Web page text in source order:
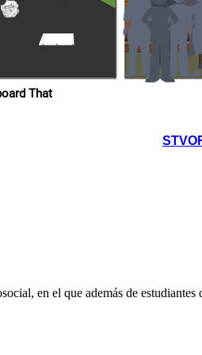
se celebraron del 12
(1964-1970) le
del país
el 2 de octubre los estudiantes se
cerca de las 6 de la tarde un
bengalas dando señal a los
disparar
Ciudad de México con
de pretexto la
La marcha
en Storyboard That
en el que además de